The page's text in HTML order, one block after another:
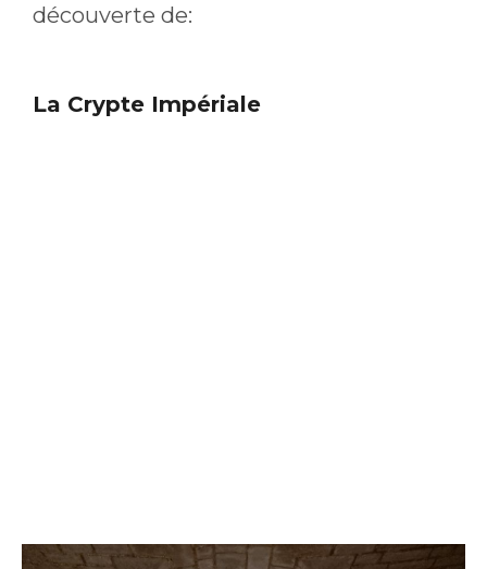
découverte de:
La Crypte Impériale